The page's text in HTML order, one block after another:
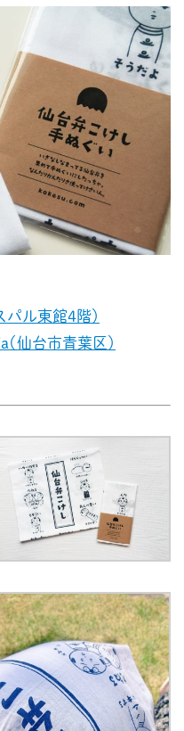
パル東館4階）
（仙台市青葉区）